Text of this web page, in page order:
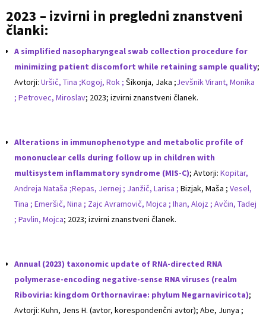
2023 – izvirni in pregledni znanstveni
članki:
A simplified nasopharyngeal swab collection procedure for
minimizing patient discomfort while retaining sample quality;
Avtorji: Uršič, Tina ;Kogoj, Rok ; Šikonja, Jaka ;Jevšnik Virant, Monika
; Petrovec, Miroslav; 2023; izvirni znanstveni članek.
Alterations in immunophenotype and metabolic profile of
mononuclear cells during follow up in children with
multisystem inflammatory syndrome (MIS-C); Avtorji: Kopitar,
Andreja Nataša ;Repas, Jernej ; Janžič, Larisa ; Bizjak, Maša ; Vesel,
Tina ; Emeršič, Nina ; Zajc Avramovič, Mojca ; Ihan, Alojz ; Avčin, Tadej
; Pavlin, Mojca; 2023; izvirni znanstveni članek.
Annual (2023) taxonomic update of RNA-directed RNA
polymerase-encoding negative-sense RNA viruses (realm
Riboviria: kingdom Orthornavirae: phylum Negarnaviricota);
Avtorji: Kuhn, Jens H. (avtor, korespondenčni avtor); Abe, Junya ;